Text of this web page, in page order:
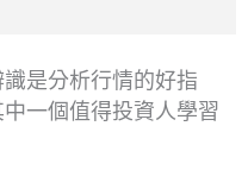
是分析行情的好指
一個值得投資人學習